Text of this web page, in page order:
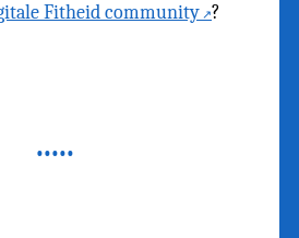
Fitheid community ?